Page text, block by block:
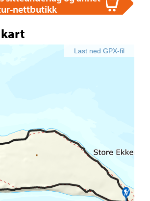
nettbutikk
Last ned GPX-fil